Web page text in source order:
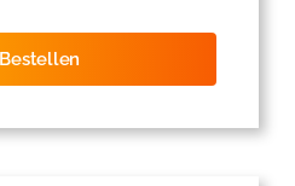
Bestellen